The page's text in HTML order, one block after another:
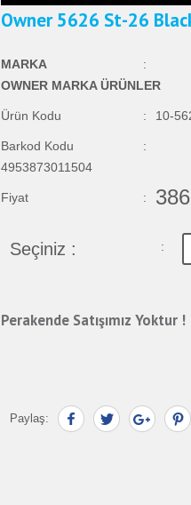
Owner 5626 St-26
MARKA
:
OWNER MARKA ÜRÜNLER
Ürün Kodu : 10-
Barkod Kodu
:
4953873011504
Fiyat :
Seçiniz : :
Perakende Satışımız Yoktur !
Paylaş: